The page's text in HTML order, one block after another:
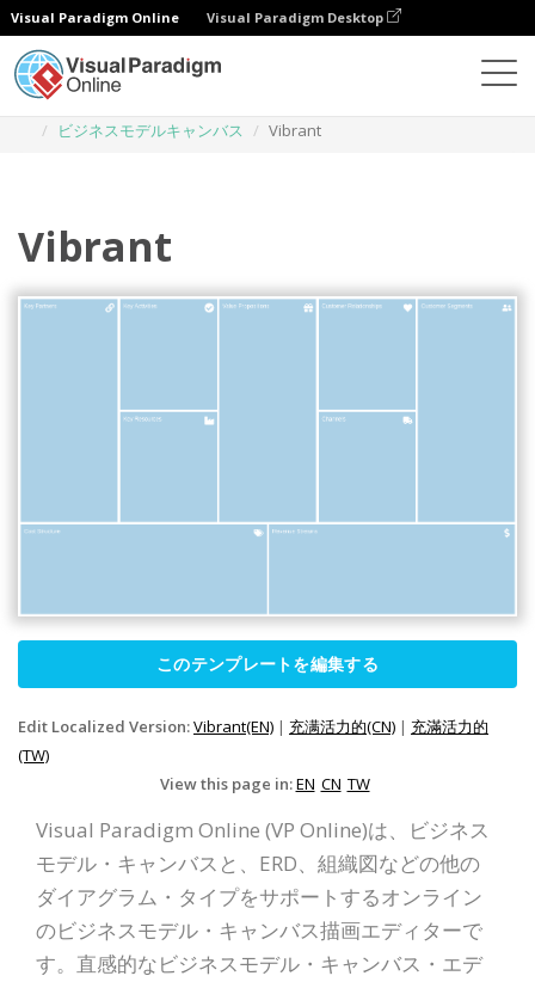
Visual Paradigm Online Visual Paradigm Desktop
ビジネスモデルキャンバス
Vibrant
Vibrant
このテンプレートを編集する
Edit Localized Version:Vibrant(EN) | 充满活力的(CN) | 充滿活力的
(TW)
View this page in:EN CN TW
Visual Paradigm Online (VP Online)は、ビジネス
モデル・キャンバスと、ERD、組織図などの他の
ダイアグラム・タイプをサポートするオンライン
のビジネスモデル・キャンバス描画エディターで
す。直感的なビジネスモデル・キャンバス・エデ